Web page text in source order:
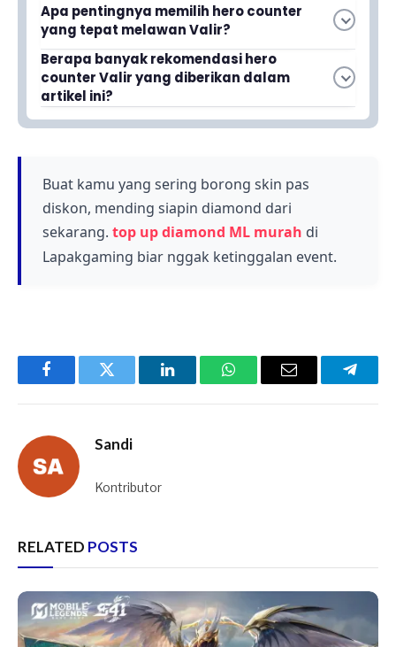
Baca juga Berapa Harga Skin MLBB
Naruto? Cek Tips Hemat Ratusan
Diamond
Valir adalah hero mage populer dengan win
membuatnya sangat berbahaya dalam
pertempuran.
Apa pentingnya memilih hero counter
yang tepat melawan Valir?
Memilih hero counter yang tepat dan kuat
adalah kunci untuk mengalahkan Valir secara
efektif, karena dapat mengatasi keunggulan
damage dan jangkauan hero tersebut.
Berapa banyak rekomendasi hero
counter Valir yang diberikan dalam
artikel ini?
Artikel ini menyajikan 5 rekomendasi hero
mage populer tersebut.
Buat kamu yang sering borong skin pas
diskon, mending siapin diamond dari
sekarang. top up diamond ML murah di
Lapakgaming biar nggak ketinggalan event.
FacebookTwitter LinkedInWhatsAppEmail
Sandi
Kontributor
RELATED POSTS